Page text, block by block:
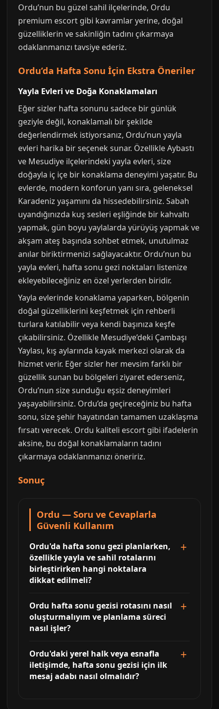
Ordu’nun bu güzel sahil ilçelerinde, Ordu
premium escort gibi kavramlar yerine, doğal
güzelliklerin ve sakinliğin tadını çıkarmaya
odaklanmanızı tavsiye ederiz.
Ordu’da Hafta Sonu İçin Ekstra Öneriler
Yayla Evleri ve Doğa Konaklamaları
Eğer sizler hafta sonunu sadece bir günlük
geziyle değil, konaklamalı bir şekilde
değerlendirmek istiyorsanız, Ordu’nun yayla
evleri harika bir seçenek sunar. Özellikle Aybastı
ve Mesudiye ilçelerindeki yayla evleri, size
doğayla iç içe bir konaklama deneyimi yaşatır. Bu
evlerde, modern konforun yanı sıra, geleneksel
Karadeniz yaşamını da hissedebilirsiniz. Sabah
uyandığınızda kuş sesleri eşliğinde bir kahvaltı
yapmak, gün boyu yaylalarda yürüyüş yapmak ve
akşam ateş başında sohbet etmek, unutulmaz
anılar biriktirmenizi sağlayacaktır. Ordu’nun bu
yayla evleri, hafta sonu gezi noktaları listenize
ekleyebileceğiniz en özel yerlerden biridir.
Yayla evlerinde konaklama yaparken, bölgenin
doğal güzelliklerini keşfetmek için rehberli
turlara katılabilir veya kendi başınıza keşfe
çıkabilirsiniz. Özellikle Mesudiye’deki Çambaşı
Yaylası, kış aylarında kayak merkezi olarak da
hizmet verir. Eğer sizler her mevsim farklı bir
güzellik sunan bu bölgeleri ziyaret ederseniz,
Ordu’nun size sunduğu eşsiz deneyimleri
yaşayabilirsiniz. Ordu’da geçireceğiniz bu hafta
sonu, size şehir hayatından tamamen uzaklaşma
fırsatı verecek. Ordu kaliteli escort gibi ifadelerin
aksine, bu doğal konaklamaların tadını
çıkarmaya odaklanmanızı öneririz.
Sonuç
Ordu — Soru ve Cevaplarla
Güvenli Kullanım
Ordu'da hafta sonu gezi planlarken,
özellikle yayla ve sahil rotalarını
birleştirirken hangi noktalara
dikkat edilmeli?
Ordu hafta sonu gezisi rotasını nasıl
oluşturmalıyım ve planlama süreci
nasıl işler?
Ordu'daki yerel halk veya esnafla
iletişimde, hafta sonu gezisi için ilk
mesaj adabı nasıl olmalıdır?